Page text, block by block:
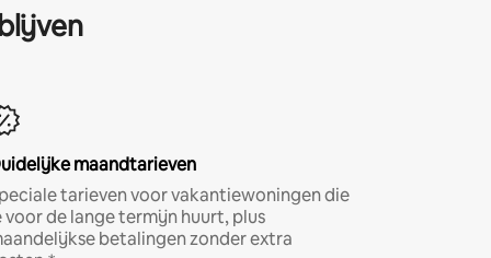
maandtarieven
tarieven voor vakantiewoningen die
voor de lange termijn huurt, plus
betalingen zonder extra